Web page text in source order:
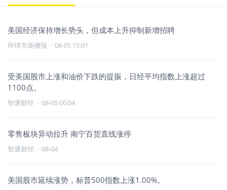
美国经济保持增长势头，但成本上升抑制新增招聘
环球市场播报 · 08-05 15:01
受美国股市上涨和油价下跌的提振，日经平均指数上涨超过
1100点。
智通财经 · 08-05 00:04
零售板块异动拉升 南宁百货直线涨停
智通财经 · 08-04
美国股市延续涨势，标普500指数上涨1.00%。